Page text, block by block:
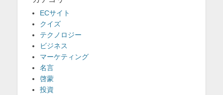
ECサイト
クイズ
テクノロジー
ビジネス
マーケティング
名言
啓蒙
投資